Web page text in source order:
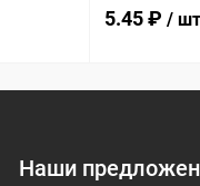
5.45 ₽ / шт
Наши